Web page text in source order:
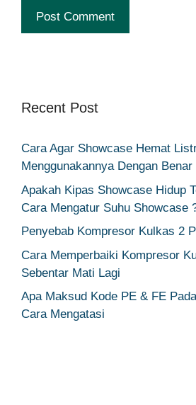
Recent Post
Cara Agar Showcase Hemat
Menggunakannya Dengan Benar
Apakah Kipas Showcase Hidup
Cara Mengatur Suhu Showcase
Penyebab Kompresor Kulkas 2
Cara Memperbaiki Kompresor
Sebentar Mati Lagi
Apa Maksud Kode PE & FE
Cara Mengatasi